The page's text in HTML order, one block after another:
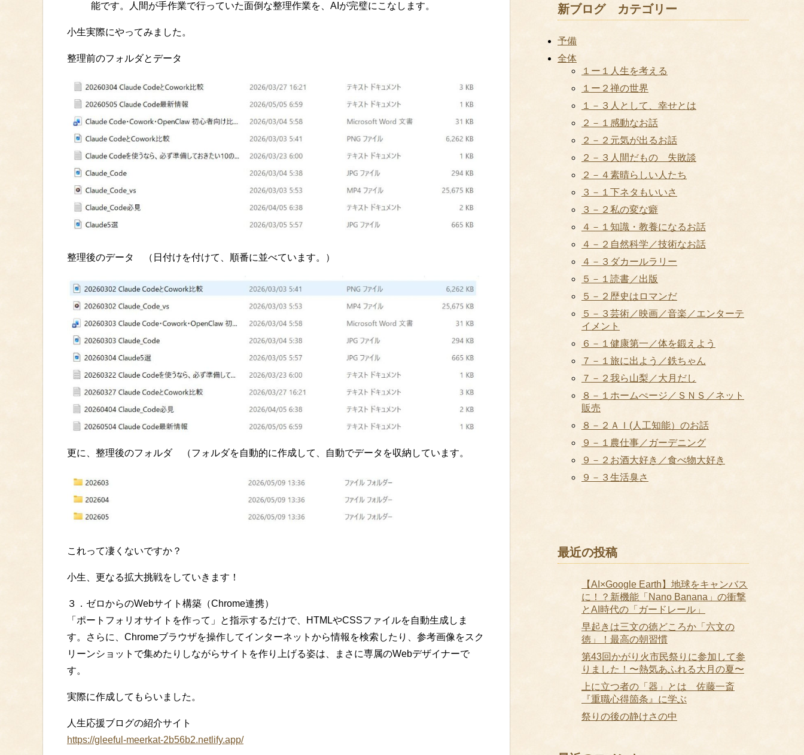
能です。人間が手作業で行っていた面倒な整理作業を、AIが完璧にこなします。
小生実際にやってみました。
整理前のフォルダとデータ
整理後のデータ （日付けを付けて、順番に並べています。）
更に、整理後のフォルダ （フォルダを自動的に作成して、自動でデータを収納しています。
これって凄くないですか？
小生、更なる拡大挑戦をしていきます！
３．ゼロからのWebサイト構築（Chrome連携）
「ポートフォリオサイトを作って」と指示するだけで、HTMLやCSSファイルを自動生成しま
す。さらに、Chromeブラウザを操作してインターネットから情報を検索したり、参考画像をスク
リーンショットで集めたりしながらサイトを作り上げる姿は、まさに専属のWebデザイナーで
す。
実際に作成してもらいました。
人生応援ブログの紹介サイト
https://gleeful-meerkat-2b56b2.netlify.app/
新ブログ カテゴリー
予備
全体
１ー１人生を考える
１ー２禅の世界
１－３人として、幸せとは
２－１感動なお話
２－２元気が出るお話
２－３人間だもの 失敗談
２－４素晴らしい人たち
３－１下ネタもいいさ
３－２私の変な癖
４－１知識・教養になるお話
４－２自然科学／技術なお話
４－３ダカールラリー
５－１読書／出版
５－２歴史はロマンだ
５－３芸術／映画／音楽／エンターテ
イメント
６－１健康第一／体を鍛えよう
７－１旅に出よう／鉄ちゃん
７－２我ら山梨／大月だし
８－１ホームぺージ／ＳＮＳ／ネット
販売
８－２ＡＩ(人工知能）のお話
９－１農仕事／ガーデニング
９－２お酒大好き／食べ物大好き
９－３生活臭さ
最近の投稿
【AI×Google Earth】地球をキャンバス
に！？新機能「Nano Banana」の衝撃
とAI時代の「ガードレール」
早起きは三文の徳どころか「六文の
徳」！最高の朝習慣
第43回かがり火市民祭りに参加して参
りました！〜熱気あふれる大月の夏〜
上に立つ者の「器」とは 佐藤一斎
『重職心得箇条』に学ぶ
祭りの後の静けさの中